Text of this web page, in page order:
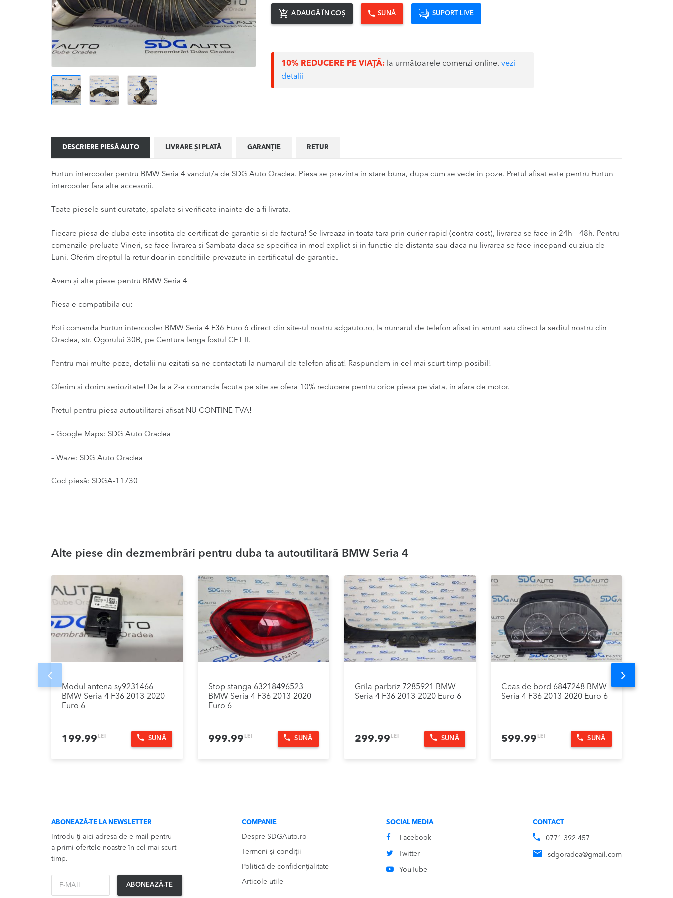
ADAUGĂ ÎN COȘ SUNĂ SUPORT LIVE
10% REDUCERE PE VIAȚĂ: la următoarele comenzi online.vezi
detalii
DESCRIERE PIESĂ AUTO LIVRARE ȘI PLATĂ GARANȚIE RETUR
Furtun intercooler pentru BMW Seria 4 vandut/a de SDG Auto Oradea. Piesa se prezinta in stare buna, dupa cum se vede in poze. Pretul afisat este pentru Furtun
intercooler fara alte accesorii.
Toate piesele sunt curatate, spalate si verificate inainte de a fi livrata.
Fiecare piesa de duba este insotita de certificat de garantie si de factura! Se livreaza in toata tara prin curier rapid (contra cost), livrarea se face in 24h – 48h. Pentru
comenzile preluate Vineri, se face livrarea si Sambata daca se specifica in mod explict si in functie de distanta sau daca nu livrarea se face incepand cu ziua de
Luni. Oferim dreptul la retur doar in conditiile prevazute in certificatul de garantie.
Avem și alte piese pentru BMW Seria 4
Piesa e compatibila cu:
Poti comanda Furtun intercooler BMW Seria 4 F36 Euro 6 direct din site-ul nostru sdgauto.ro, la numarul de telefon afisat in anunt sau direct la sediul nostru din
Oradea, str. Ogorului 30B, pe Centura langa fostul CET II.
Pentru mai multe poze, detalii nu ezitati sa ne contactati la numarul de telefon afisat! Raspundem in cel mai scurt timp posibil!
Oferim si dorim seriozitate! De la a 2-a comanda facuta pe site se ofera 10% reducere pentru orice piesa pe viata, in afara de motor.
Pretul pentru piesa autoutilitarei afisat NU CONTINE TVA!
– Google Maps: SDG Auto Oradea
– Waze: SDG Auto Oradea
Cod piesă: SDGA-11730
Alte piese din dezmembrări pentru duba ta autoutilitară BMW Seria 4
Modul antena sy9231466
BMW Seria 4 F36 2013-2020
Euro 6
199.99 LEI SUNĂ
Stop stanga 63218496523
BMW Seria 4 F36 2013-2020
Euro 6
999.99 LEI SUNĂ
Grila parbriz 7285921 BMW
Seria 4 F36 2013-2020 Euro 6
299.99 LEI SUNĂ
Ceas de bord 6847248 BMW
Seria 4 F36 2013-2020 Euro 6
599.99 LEI SUNĂ
Prev Next
ABONEAZĂ-TE LA NEWSLETTER
Introdu-ți aici adresa de e-mail pentru
a primi ofertele noastre în cel mai scurt
timp.
ABONEAZĂ-TE
COMPANIE
Despre SDGAuto.ro
Termeni și condiții
Politică de confidențialitate
Articole utile
SOCIAL MEDIA
Facebook
Twitter
YouTube
CONTACT
0771 392 457
sdgoradea@gmail.com